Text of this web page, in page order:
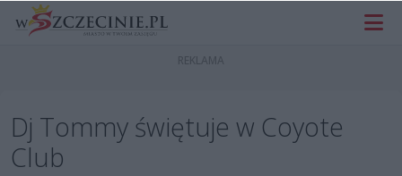
Dj Tommy świętuje w Coyote
Club